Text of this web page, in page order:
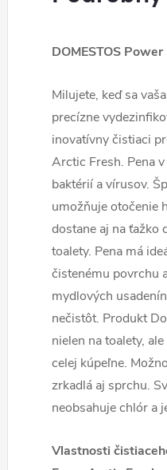
DOMESTOS
Milujete, keď sa
precízne
inovatívny čistiaci
Arctic Fresh. Pena
baktérií a vírusov.
umožňuje otočenie
dostane aj na ťažko
toalety. Pena má
čistenému povrchu
mydlových
nečistôt. Produkt
nielen na toalety,
celej kúpeľne.
zrkadlá aj sprchu.
neobsahuje chlór a
Vlastnosti